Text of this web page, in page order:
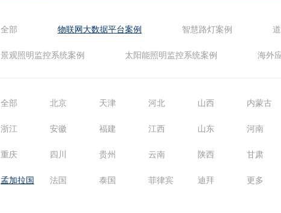
全部 物联网大数据平台案例 智慧路灯案例
景观照明监控系统案例 太阳能照明监控系统案例 海外
全部 北京 天津 河北 山西 内蒙古
浙江 安徽 福建 江西 山东 河南
重庆 四川 贵州 云南 陕西 甘肃
孟加拉国 法国 泰国 菲律宾 迪拜 更多